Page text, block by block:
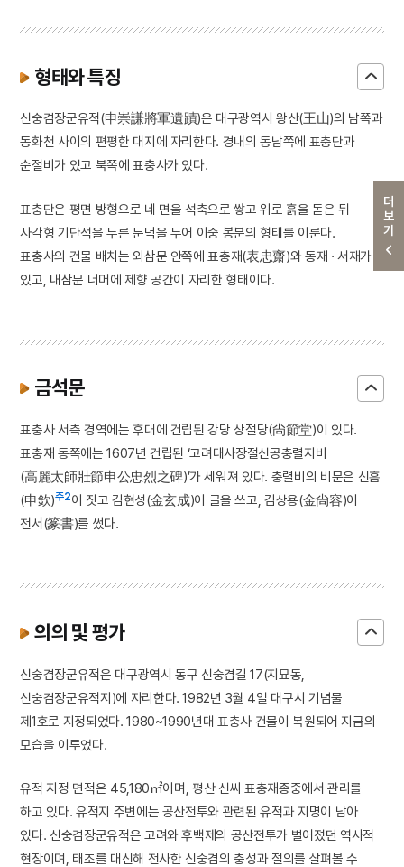
더보기
형태와 특징
신숭겸장군유적(申崇謙將軍遺蹟)은 대구광역시 왕산(王山)의 남쪽과
동화천 사이의 편평한 대지에 자리한다. 경내의 동남쪽에 표충단과
순절비가 있고 북쪽에 표충사가 있다.
표충단은 평면 방형으로 네 면을 석축으로 쌓고 위로 흙을 돋은 뒤
사각형 기단석을 두른 둔덕을 두어 이중 봉분의 형태를 이룬다.
표충사의 건물 배치는 외삼문 안쪽에 표충재(表忠齋)와 동재 · 서재가
있고, 내삼문 너머에 제향 공간이 자리한 형태이다.
금석문
표충사 서측 경역에는 후대에 건립된 강당 상절당(尙節堂)이 있다.
표충재 동쪽에는 1607년 건립된 ‘고려태사장절신공충렬지비
(高麗太師壯節申公忠烈之碑)’가 세워져 있다. 충렬비의 비문은 신흠
(申欽)주2이 짓고 김현성(金玄成)이 글을 쓰고, 김상용(金尙容)이
전서(篆書)를 썼다.
의의 및 평가
신숭겸장군유적은 대구광역시 동구 신숭겸길 17(지묘동,
신숭겸장군유적지)에 자리한다. 1982년 3월 4일 대구시 기념물
제1호로 지정되었다. 1980~1990년대 표충사 건물이 복원되어 지금의
모습을 이루었다.
유적 지정 면적은 45,180㎡이며, 평산 신씨 표충재종중에서 관리를
하고 있다. 유적지 주변에는 공산전투와 관련된 유적과 지명이 남아
있다. 신숭겸장군유적은 고려와 후백제의 공산전투가 벌어졌던 역사적
현장이며, 태조를 대신해 전사한 신숭겸의 충성과 절의를 살펴볼 수